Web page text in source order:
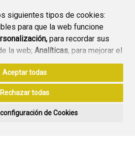
siguientes tipos de cookies:
para que la web funcione
para recordar sus
la web; Analíticas, para mejorar el
y sus servicios.
botón“Aceptar todas”
su uso. Si pulsa el botón
las cookies técnicas
Aceptar todas
Rechazar todas
de Cookies